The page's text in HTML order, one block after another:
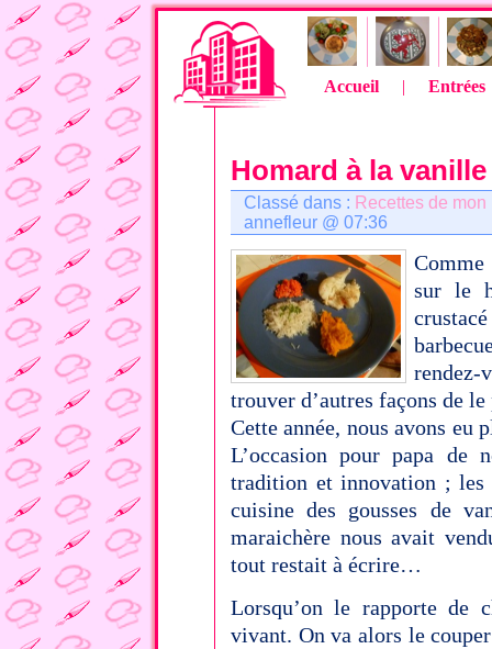
Accueil | Entrées
Homard à la
Classé dans : Recettes de mon
annefleur @ 07:36
sur le
trouver d’autres façons de le
Cette année, nous avons eu
L’occasion pour papa de
tradition et innovation ; les
cuisine des gousses de
maraichère nous avait
tout restait à écrire…
Lorsqu’on le rapporte de
vivant. On va alors le